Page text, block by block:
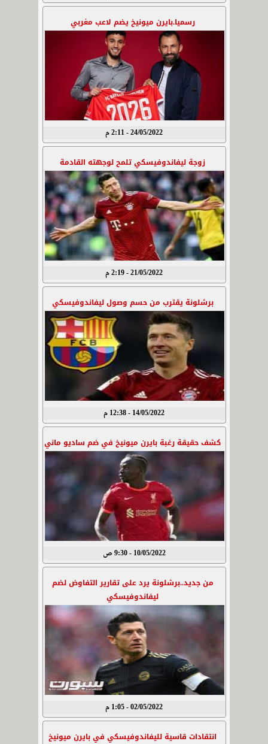
رسميا.بايرن ميونيخ يضم لاعب مغربي
24/05/2022 - 2:11 م
زوجة ليفاندوفيسكي تلمح لوجهته القادمة
21/05/2022 - 2:19 م
برشلونة يقترب من حسم وصول ليفاندوفيسكي
14/05/2022 - 12:38 م
كشف حقيقة رغبة بايرن ميونيخ في ضم ساديو ماني
10/05/2022 - 9:30 ص
من جديد..برشلونة يرد على تقارير التفاوض لضم
ليفاندوفيسكي
02/05/2022 - 1:05 م
انتقادات قاسية لليفاندوفيسكي في بايرن ميونيخ